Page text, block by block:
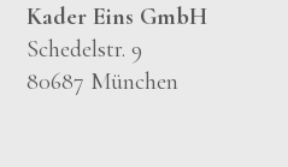
Kader Eins GmbH
Schedelstr. 9
80687 München